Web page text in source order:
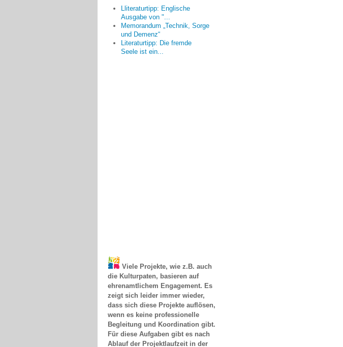
Lliteraturtipp: Englische
Ausgabe von "...
Memorandum „Technik, Sorge
und Demenz“
Literaturtipp: Die fremde
Seele ist ein...
keine Vorerfahrungen haben.
Christine Einödshofer, Ingolstadt
die Kulturpaten, basieren auf
ehrenamtlichem Engagement. Es
zeigt sich leider immer wieder,
dass sich diese Projekte auflösen,
wenn es keine professionelle
Begleitung und Koordination gibt.
Für diese Aufgaben gibt es nach
Ablauf der Projektlaufzeit in der